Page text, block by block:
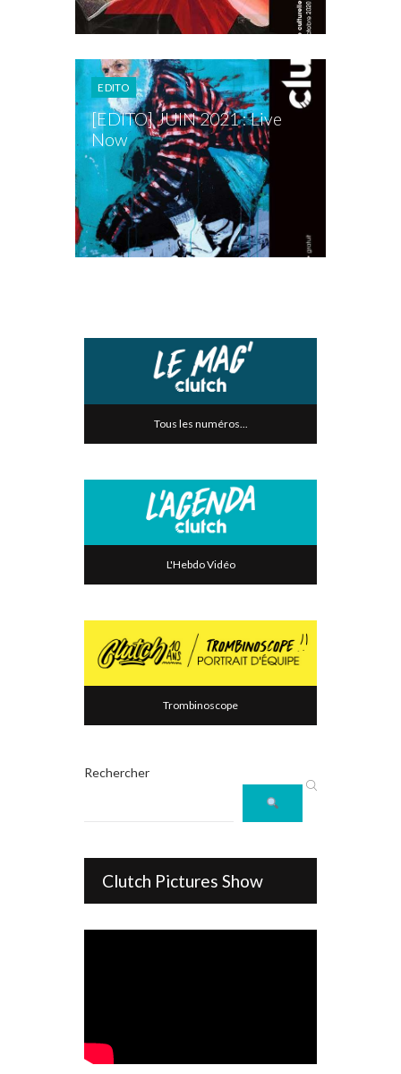
EDITO
[EDITO] JUIN 2021 : Live
Now
Tous les numéros...
L'Hebdo Vidéo
Trombinoscope
Rechercher
Clutch Pictures Show